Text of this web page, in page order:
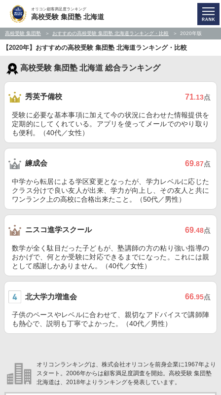
オリコン顧客満足度ランキング
高校受験 集団塾 北海道
高校受験 集団塾 おすすめの高校受験 集団塾 北海道ランキング・比較 2020年版
【2020年】おすすめの高校受験 集団塾 北海道ランキング・比較
高校受験 集団塾 北海道 総合ランキング
秀英予備校 71.13点
受験に必要な基本事項に加えて今の状況に合わせた情報提供を
定期的にしてくれている。アプリを使ってメールでのやり取り
も便利。（40代／女性）
練成会 69.87点
中学から転居による学区変更となったが、学力レベルに応じた
クラス分けで良い友人が出来、学力が向上し、その友人と共に
ワンランク上の高校に合格出来たこと。（50代／男性）
ニスコ進学スクール 69.48点
数学が全く駄目だった子どもが、塾講師の方の粘り強い指導の
おかげで、何とか受験に対応できるまでになった。これには親
として感謝しかありません。（40代／女性）
北大学力増進会 66.95点
子供のペースやレベルに合わせて、親切なアドバイスで講師陣
も熱心で、説明も丁寧でよかった。（40代／男性）
オリコンランキングは、株式会社オリコンを前身企業に1967年より
スタート。2006年からは顧客満足度調査を開始。高校受験 集団塾
北海道は、2018年よりランキングを発表しています。